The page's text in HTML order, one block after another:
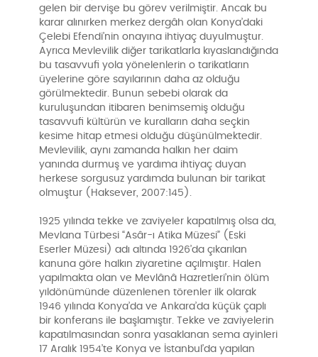
gelen bir dervişe bu görev verilmiştir. Ancak bu
karar alınırken merkez dergâh olan Konya’daki
Çelebi Efendi’nin onayına ihtiyaç duyulmuştur.
Ayrıca Mevlevilik diğer tarikatlarla kıyaslandığında
bu tasavvufi yola yönelenlerin o tarikatların
üyelerine göre sayılarının daha az olduğu
görülmektedir. Bunun sebebi olarak da
kuruluşundan itibaren benimsemiş olduğu
tasavvufi kültürün ve kuralların daha seçkin
kesime hitap etmesi olduğu düşünülmektedir.
Mevlevilik, aynı zamanda halkın her daim
yanında durmuş ve yardıma ihtiyaç duyan
herkese sorgusuz yardımda bulunan bir tarikat
olmuştur (Haksever, 2007:145).
1925 yılında tekke ve zaviyeler kapatılmış olsa da,
Mevlana Türbesi “Asâr-ı Atika Müzesi” (Eski
Eserler Müzesi) adı altında 1926’da çıkarılan
kanuna göre halkın ziyaretine açılmıştır. Halen
yapılmakta olan ve Mevlânâ Hazretleri’nin ölüm
yıldönümünde düzenlenen törenler ilk olarak
1946 yılında Konya’da ve Ankara’da küçük çaplı
bir konferans ile başlamıştır. Tekke ve zaviyelerin
kapatılmasından sonra yasaklanan sema ayinleri
17 Aralık 1954’te Konya ve İstanbul’da yapılan